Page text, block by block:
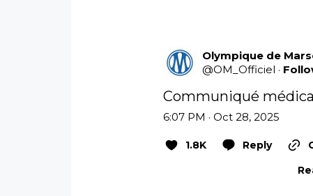
Olympique de
@OM_Officiel ·
Communiqué
6:07 PM · Oct 28, 2025
1.8K Reply